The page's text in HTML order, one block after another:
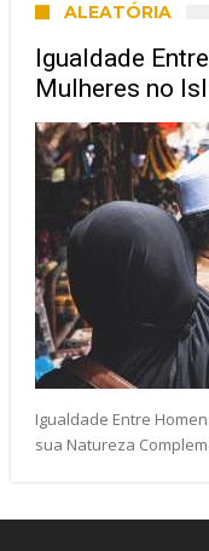
ALEATÓRIA
Igualdade
Mulheres no
Igualdade Entre
sua Natureza